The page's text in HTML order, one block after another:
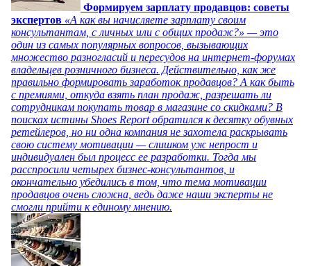
Формируем зарплату продавцов: советы
экспертов «А как вы начисляете зарплату своим
консультантам, с личных или с общих продаж?» — это
один из самых популярных вопросов, вызывающих
множество разногласий и пересудов на интернет-форумах
владельцев розничного бизнеса. Действительно, как же
правильно формировать заработок продавцов? А как быть
с премиями, откуда взять план продаж, разрешать ли
сотрудникам покупать товар в магазине со скидками? В
поисках истины Shoes Report обратился к десятку обувных
ретейлеров, но ни одна компания не захотела раскрывать
свою систему мотивации — слишком уж непрост и
индивидуален был процесс ее разработки. Тогда мы
расспросили четырех бизнес-консультантов, и
окончательно убедились в том, что тема мотивации
продавцов очень сложна, ведь даже наши эксперты не
смогли прийти к единому мнению.